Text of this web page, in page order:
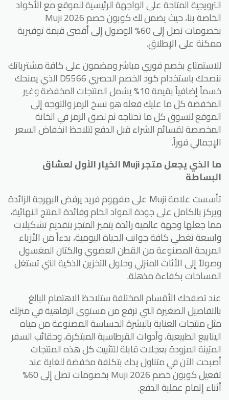
الترويجية المتاحة على الواجهة الرئيسية للموقع مع الأكواد
الخاصة بنا، حيث يضمن لك كوبون خصم Muji 2026
بخصومات تصل إلى 60% الوصول إلى أقصى قيمة توفيرية
ممكنة على الإطلاق.
للاستمتاع بخصم فوري مباشر ومضمون على كافة مشترياتك
ننصحك باستخدام كود الخصم الحصري D5566 الذي يمنحك
خسماً إضافياً بقيمة 10% يشمل المنتجات المخفضة وغير
المخفضة كل ما عليك فعله هو نسخ الرمز والتوجه إلى
الموقع لتسوق كل ما تحتاجه ثم لصق الرمز في الخانة
المخصصة لقسائم الشراء قبل الدفع لتلاحظ انخفاض السعر
الإجمالي فوراً.
ما الذي يجعل متجر Muji الخيار الأول لعشاق
البساطة
تأسست علامة Muji على مفهوم فريد يرفض البهرجة الزائدة
ويركز بالكامل على جودة المواد الخام وفائدة المنتج النهائية،
مما جعلها وجهة عالمية رائدة يتميز المتجر بتقديم تشكيلات
واسعة تغطي كافة جوانب الحياة اليومية، بدءاً من الأزياء
المريحة المصنوعة من القطن العضوي والكتان المغسول
وصولاً إلى الأثاث المنزلي وحلول التخزين الذكية التي تستغل
المساحات بكفاءة مذهلة.
عند تصفحك الأقسام المختلفة ستلاحظ الاهتمام البالغ
بالتفاصيل الصغيرة التي ترفع من مستوى الرفاهية في منزلك
مثل منتجات العناية بالبشرة الحساسة المصنوعة من مياه
الينابيع الطبيعية، وأدوات القرطاسية المبتكرة، وحقائب السفر
المتينة المزودة بعجلات قابلة للتثبيت كل هذه المنتجات
أصبحت الآن في متناول يدك بتكلفة مخفضة للغاية عند
تفعيل كوبون خصم Muji 2026 بخصومات تصل إلى 60%
أثناء إتمام عملية الدفع.